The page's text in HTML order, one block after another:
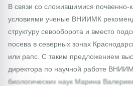
В связи со сложившимися почвенно-
условиями ученые ВНИИМК
структуру севооборота и вместо
посева в северных зонах
или рапс. С таким предложением
директора по научной работе
биологических наук Марина